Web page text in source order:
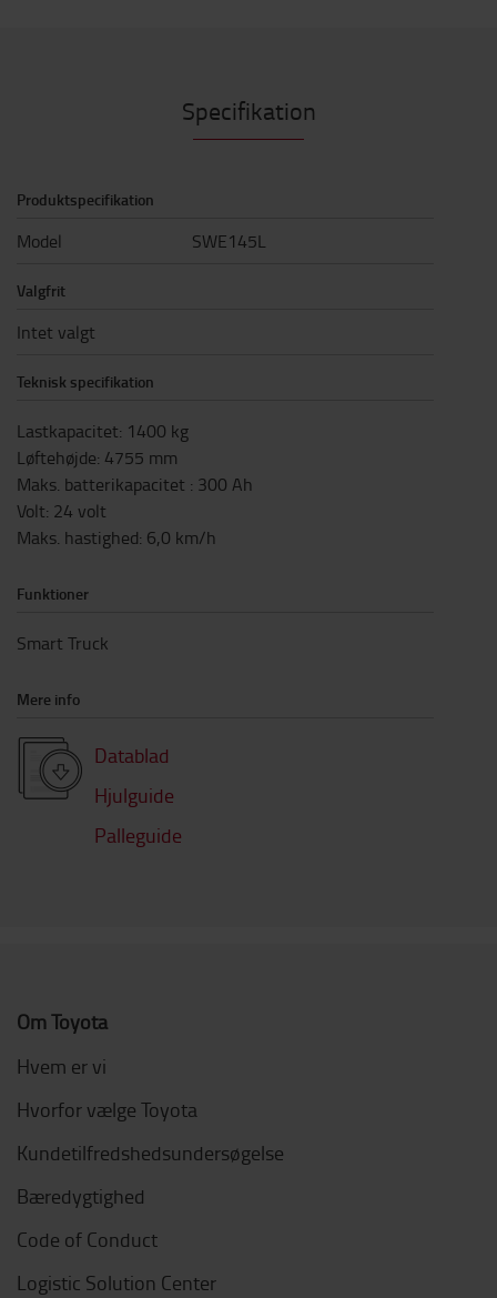
Specifikation
Produktspecifikation
Model SWE145L
Valgfrit
Intet valgt
Teknisk specifikation
Lastkapacitet: 1400 kg
Løftehøjde: 4755 mm
Maks. batterikapacitet : 300 Ah
Volt: 24 volt
Maks. hastighed: 6,0 km/h
Funktioner
Smart Truck
Mere info
Datablad
Hjulguide
Palleguide
Om Toyota
Hvem er vi
Hvorfor vælge Toyota
Kundetilfredshedsundersøgelse
Bæredygtighed
Code of Conduct
Logistic Solution Center